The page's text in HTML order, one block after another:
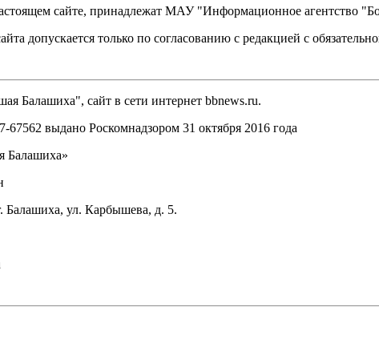
сайте, принадлежат МАУ "Информационное агентство
допускается только по согласованию с редакцией с
Балашиха", сайт в сети интернет bbnews.ru.
выдано Роскомнадзором 31 октября 2016 года
Балашиха»
Балашиха, ул. Карбышева, д. 5.